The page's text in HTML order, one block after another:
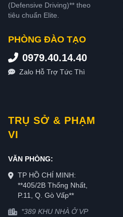
(Defensive Driving)** theo
tiêu chuẩn Elite.
PHÒNG ĐÀO TẠO
0979.40.14.40
Zalo Hỗ Trợ Tức Thì
TRỤ SỞ & PHẠM
VI
VĂN PHÒNG:
TP HỒ CHÍ MINH:
**405/2B Thống Nhất,
P.11, Q. Gò Vấp**
*389 KHU NHÀ Ở VP